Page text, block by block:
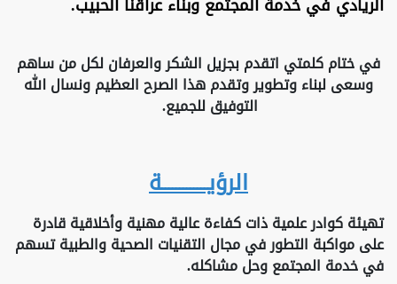
في ختام كلمتي اتقدم بجزيل الشكر والعرفان لكل من ساهم
وسعى لبناء وتطوير وتقدم هذا الصرح العظيم ونسال الله
التوفيق للجميع.
الرؤيـــــــــــــة
تهيئة كوادر علمية ذات كفاءة عالية مهنية وأخلاقية قادرة
على مواكبة التطور في مجال التقنيات الصحية والطبية تسهم
في خدمة المجتمع وحل مشاكله.